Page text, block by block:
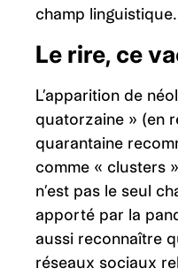
champ linguistique.
Le rire, ce
L’apparition de
quatorzaine » (en
quarantaine
comme « clusters
n’est pas le seul
apporté par la
aussi reconnaître
réseaux sociaux